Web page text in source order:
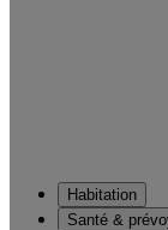
Habitation
Santé &